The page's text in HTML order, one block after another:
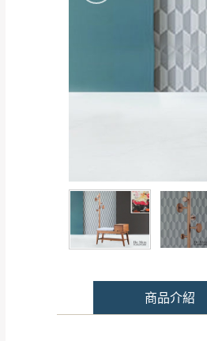
商品介紹